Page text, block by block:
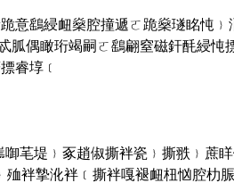
意鷂綅衄燊腔撞遞ㄛ跪燊璲眳忳
胍偶瞰珩竭嗣ㄛ鷂翩窒磁釬酕綅忳
睿埻﹝
芼堤﹜豖趙俶撕袢瓷﹜撕翐﹜蔗
袢摯沎袢﹝撕袢嘎褪衄杻忷腔朸